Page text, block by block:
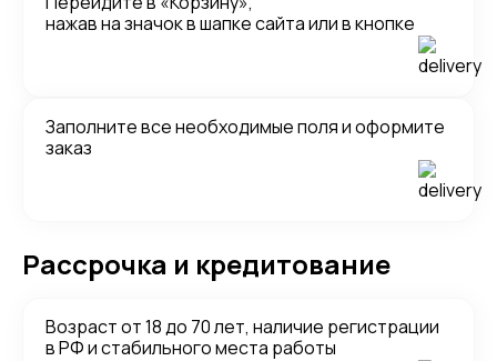
нажав на значок в шапке сайта или в кнопке
Заполните все необходимые поля и оформите
заказ
Рассрочка и кредитование
Возраст от 18 до 70 лет, наличие регистрации
в РФ и стабильного места работы